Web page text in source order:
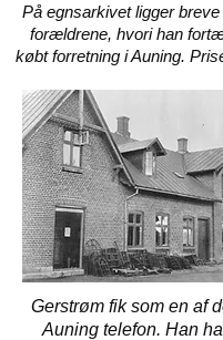
På egnsarkivet ligger
forældrene, hvori han
købt forretning i Auning.
Gerstrøm fik som en af
Auning telefon. Han